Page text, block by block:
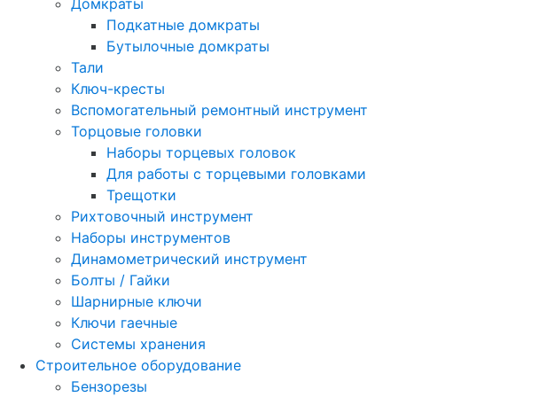
Домкраты
Подкатные домкраты
Бутылочные домкраты
Тали
Ключ-кресты
Вспомогательный ремонтный инструмент
Торцовые головки
Наборы торцевых головок
Для работы с торцевыми головками
Трещотки
Рихтовочный инструмент
Наборы инструментов
Динамометрический инструмент
Болты / Гайки
Шарнирные ключи
Ключи гаечные
Системы хранения
Строительное оборудование
Бензорезы